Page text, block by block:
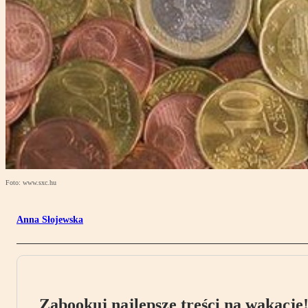
Foto: www.sxc.hu
Anna Słojewska